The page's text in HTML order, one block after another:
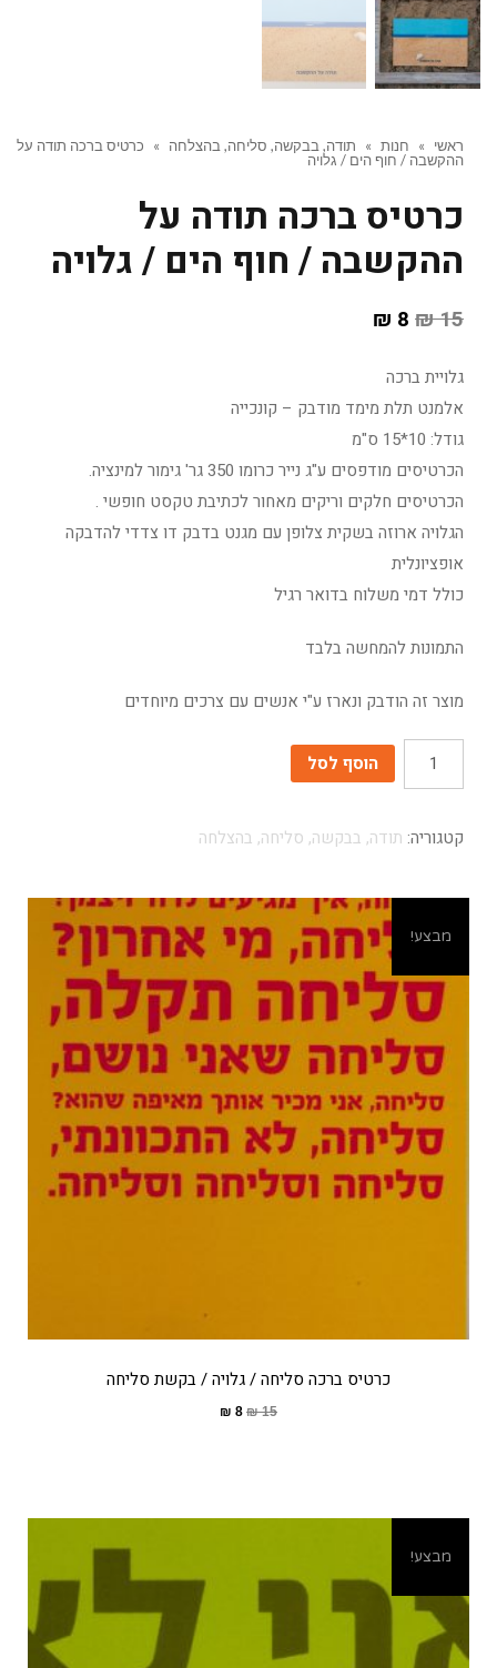
ראשי » חנות » תודה, בבקשה, סליחה, בהצלחה »
כרטיס ברכה תודה על
ההקשבה / חוף הים / גלויה
כרטיס ברכה תודה על
ההקשבה / חוף הים / גלויה
15
₪
8
₪
גלויית ברכה
אלמנט תלת מימד מודבק – קונכייה
גודל: 10*15 ס"מ
הכרטיסים מודפסים ע"ג נייר כרומו 350 גר' גימור למינציה.
הכרטיסים חלקים וריקים מאחור לכתיבת טקסט חופשי .
הגלויה ארוזה בשקית צלופן עם מגנט בדבק דו צדדי להדבקה
אופציונלית
כולל דמי משלוח בדואר רגיל
התמונות להמחשה בלבד
מוצר זה הודבק ונארז ע"י אנשים עם צרכים מיוחדים
כמות הוסף לסל
קטגוריה: תודה, בבקשה, סליחה, בהצלחה
מבצע!
כרטיס ברכה סליחה / גלויה / בקשת סליחה
15
₪
8
₪
מבצע!